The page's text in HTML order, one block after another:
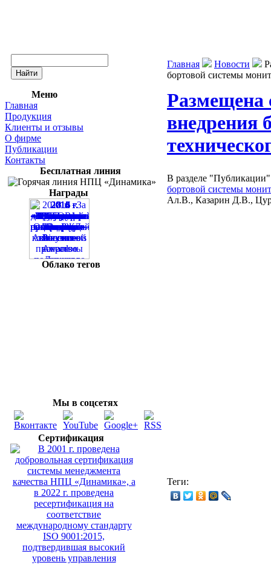
Меню
Главная
Продукция
Клиенты и отзывы
О фирме
Публикации
Контакты
Бесплатная линия
Награды
Облако тегов
Мы в соцсетях
Сертификация
Главная Новости
бортовой системы
Размещена
внедрения
В разделе
бортовой системы
Ал.В., Казарин Д.В.,
Теги: